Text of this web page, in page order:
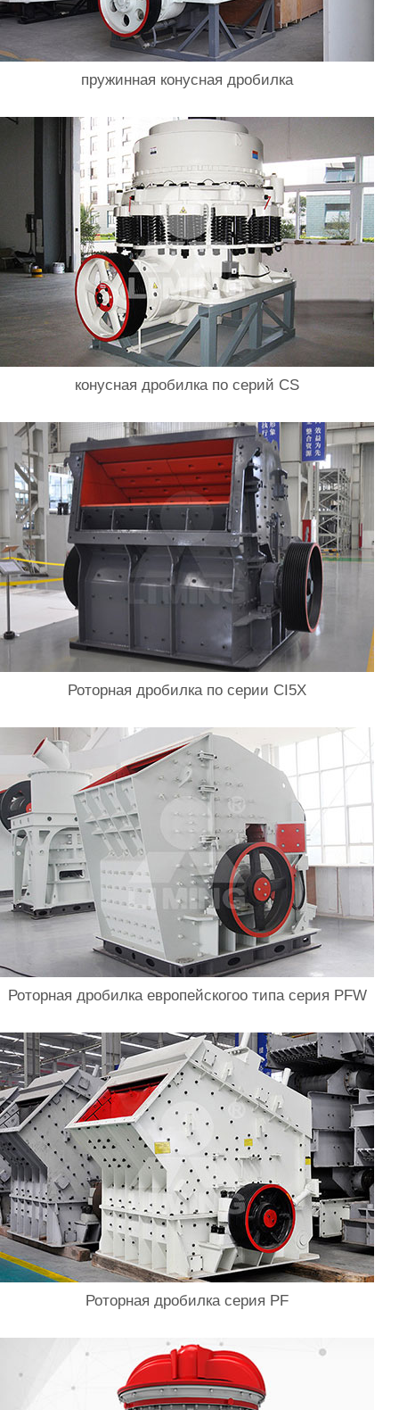
пружинная конусная дробилка
конусная дробилка по серий CS
Роторная дробилка по серии CI5X
Роторная дробилка европейскогоо типа серия PFW
Роторная дробилка серия PF